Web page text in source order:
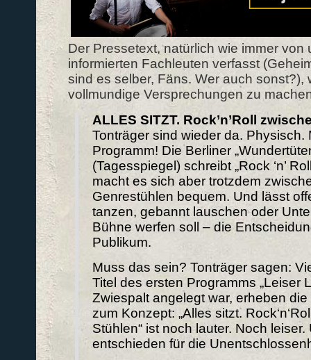
Der Pressetext, natürlich wie immer von
informierten Fachleuten verfasst
sind es selber, Fäns. Wer auch sonst?),
vollmundige Versprechungen zu
ALLES SITZT. Rock’n’Roll
Tonträger sind wieder da. Physisch.
Programm! Die Berliner
(Tagesspiegel) schreibt „Rock ‘n’
macht es sich aber trotzdem
Genrestühlen bequem. Und lässt
tanzen, gebannt lauschen oder
Bühne werfen soll – die
Publikum.
Muss das sein? Tonträger sagen:
Titel des ersten Programms „Leiser
Zwiespalt angelegt war, erheben die
zum Konzept: „Alles sitzt.
Stühlen“ ist noch lauter. Noch leiser.
entschieden für die